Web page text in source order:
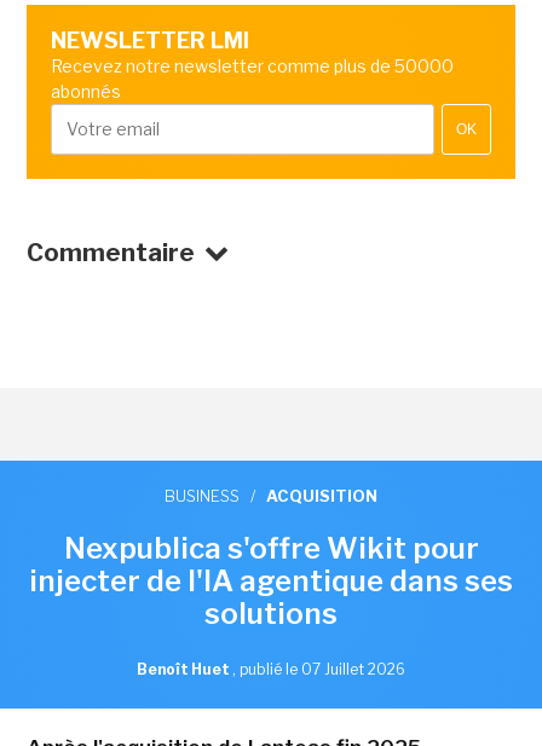
NEWSLETTER LMI
Recevez notre newsletter comme plus de 50000
abonnés
OK
Commentaire
BUSINESS / ACQUISITION
Nexpublica s'offre Wikit pour
injecter de l'IA agentique dans ses
solutions
Benoît Huet , publié le 07 Juillet 2026